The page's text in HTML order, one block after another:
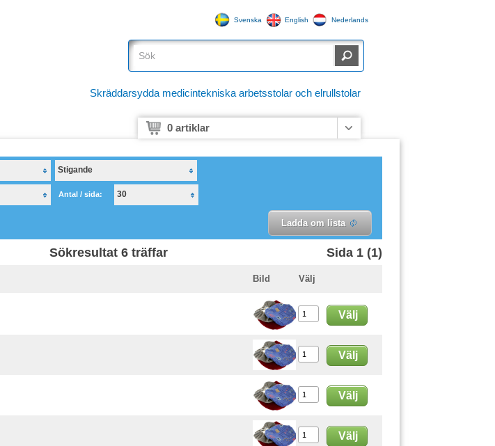
Svenska English Nederlands
Skräddarsydda medicintekniska arbetsstolar och elrullstolar
0 artiklar
Sorteringsordning:
Stigande
Antal / sida: 30
Ladda om lista
Sökresultat 6 träffar Sida 1 (1)
Bild Välj
Välj
Välj
Välj
Välj